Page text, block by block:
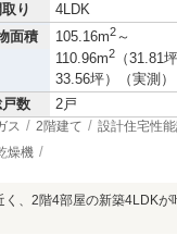
取り
4LDK
面積
105.16m2～
110.96m2
（31.81
33.56坪）（実測）
数
2戸
ス 2階建て 設計住宅性
燥機
、2階4部屋の新築4LDKが